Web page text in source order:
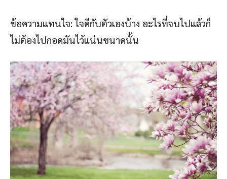
ข้อความแทนใจ: ใจดีกับตัวเองบ้าง อะไรที่จบไปแล้วก็
ไม่ต้องไปกอดมันไว้แน่นขนาดนั้น